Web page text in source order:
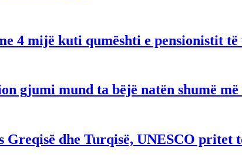
4 mijë kuti qumështi e pensionistit
gjumi mund ta bëjë natën shumë më
dhe Turqisë, UNESCO pritet